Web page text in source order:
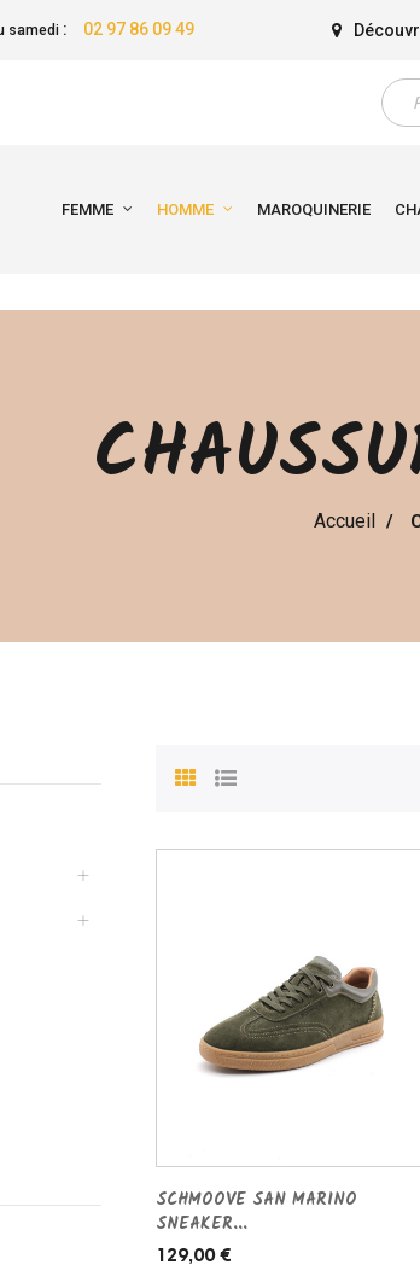
samedi: 02 97 86 09 49
FEMME HOMME MAROQUINERIE
Accueil
SCHMOOVE SAN MARINO
SNEAKER...
129,00 €